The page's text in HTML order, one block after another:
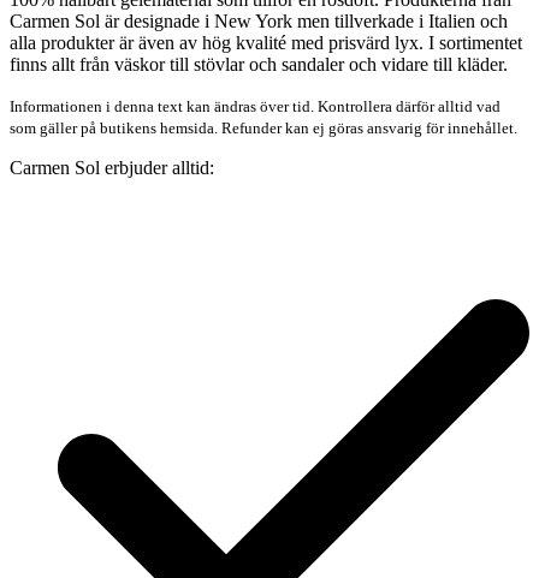
Carmen Sol är designade i New York men tillverkade i Italien och
alla produkter är även av hög kvalité med prisvärd lyx. I sortimentet
finns allt från väskor till stövlar och sandaler och vidare till kläder.
Informationen i denna text kan ändras över tid. Kontrollera därför alltid vad
som gäller på butikens hemsida. Refunder kan ej göras ansvarig för innehållet.
Carmen Sol erbjuder alltid: